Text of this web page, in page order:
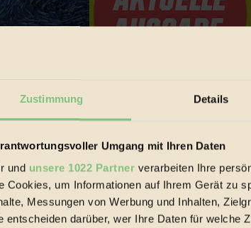
Zustimmung Details
Umgang mit Ihren Daten
und unsere 1022 Partner verarbeiten Ihre
Cookies, um Informationen auf Ihrem Gerät zu
Messungen von Werbung und Inhalten,
entscheiden darüber, wer Ihre Daten für welche
den Ozean und seine Bewegungen
im Freilandhühnerbetrieb vorbeischauen.
fühlen sich in Mitteleuropa inziwschen oft zu Hause.
die nach Entleerung voll wieder zu dir